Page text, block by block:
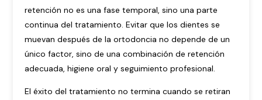
retención no es una fase temporal, sino una parte
continua del tratamiento. Evitar que los dientes se
muevan después de la ortodoncia no depende de un
único factor, sino de una combinación de retención
adecuada, higiene oral y seguimiento profesional.
El éxito del tratamiento no termina cuando se retiran